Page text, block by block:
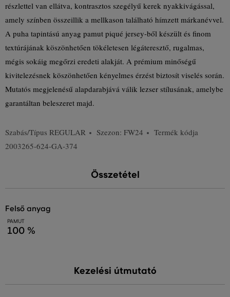
részlettel van ellátva, kontrasztos szegélyű kerek nyakkivágással,
amely színben összeillik a mellkason található hímzett márkanévvel.
A puha tapintású anyag pamut piqué jersey-ből készült és finom
textúrájának köszönhetően tökéletesen légáteresztő, rugalmas,
mégis sokáig megőrzi eredeti alakját. A prémium minőségű
kivitelezésnek köszönhetően kényelmes érzést biztosít viselés során.
Mutatós megjelenésű alapdarabjává válik lezser stílusának, amelybe
garantáltan beleszeret majd.
Szabás/Típus REGULAR Szezon: FW24
Termék kódja
2003265-624-GA-374
Összetétel
felső anyag
PAMUT
100 %
Kezelési útmutató